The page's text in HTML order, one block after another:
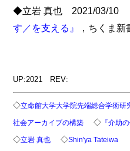
◆立岩 真也 2021/03/10
す／を支える』
，ちくま
UP:2021 REV:
◇立命館大学大学院先端総合学術研
社会アーカイブの構築 ◇ 『介助
◇立岩 真也 ◇Shin'ya Tateiwa